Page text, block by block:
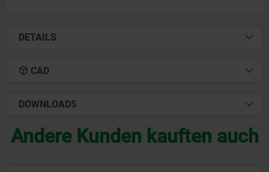
DETAILS
CAD
DOWNLOADS
Andere Kunden kauften auch